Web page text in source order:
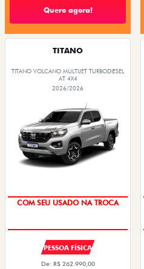
Quero agora!
TITANO
TITANO VOLCANO MULTIJET TURBODIESEL
AT 4X4
2026/2026
COM SEU USADO NA TROCA
PESSOA FÍSICA
De: R$ 262.990,00